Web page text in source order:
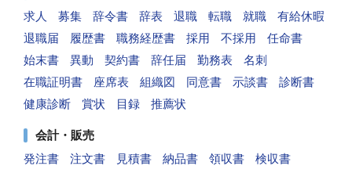
求人
募集 辞令書 辞表 退職 転職 就職
有給休暇
退職届
履歴書 職務経歴書 採用 不採用
任命書
始末書
異動 契約書 辞任届 勤務表
名刺
在職証明書
座席表 組織図 同意書 示談書
診断書
健康診断
賞状 目録 推薦状
会計・販売
発注書
注文書 見積書 納品書 領収書
検収書